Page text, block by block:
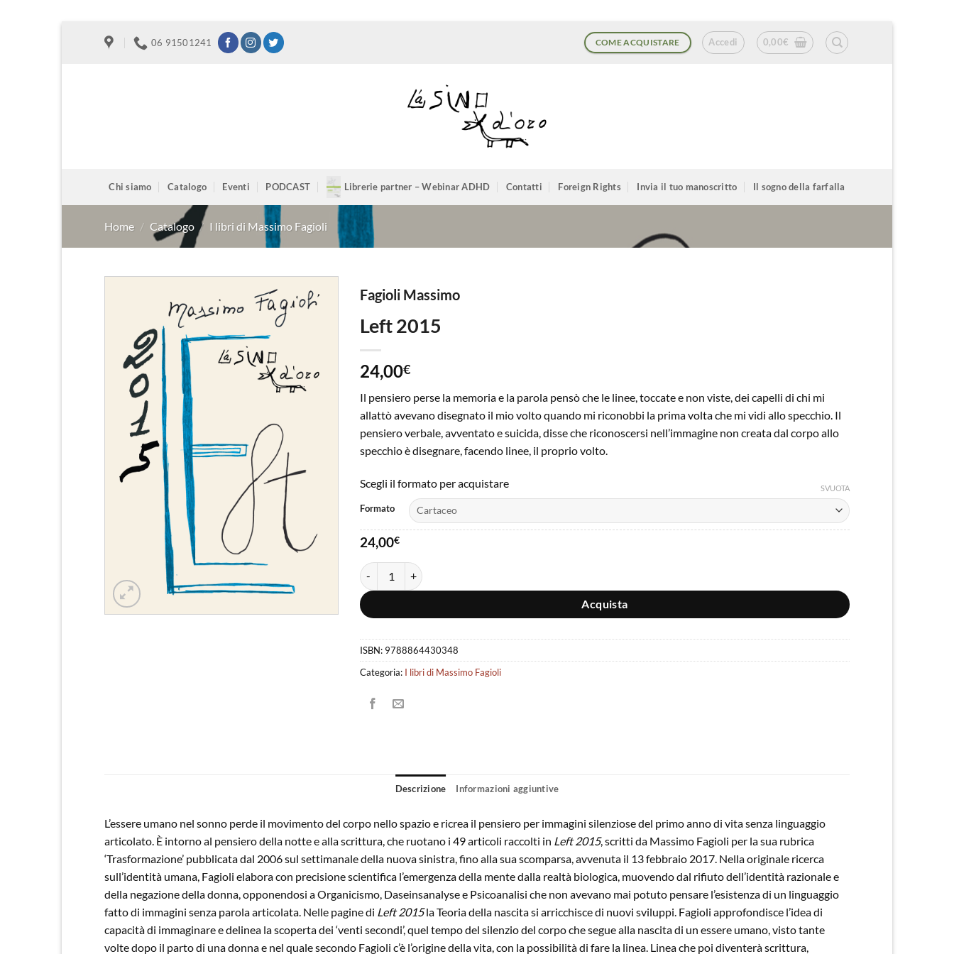
06 91501241 COME ACQUISTARE Accedi 0,00€
Chi siamo Catalogo Eventi PODCAST Librerie partner – Webinar ADHD Contatti Foreign Rights Invia il tuo manoscritto Il sogno della farfalla
Home / Catalogo / I libri di Massimo Fagioli
Fagioli Massimo
Left 2015
24,00€
Il pensiero perse la memoria e la parola pensò che le linee, toccate e non viste, dei capelli di chi mi
allattò avevano disegnato il mio volto quando mi riconobbi la prima volta che mi vidi allo specchio. Il
pensiero verbale, avventato e suicida, disse che riconoscersi nell’immagine non creata dal corpo allo
specchio è disegnare, facendo linee, il proprio volto.
Scegli il formato per acquistare
Formato
SVUOTA
24,00€
Left 2015 quantità
Acquista
ISBN: 9788864430348
Categoria: I libri di Massimo Fagioli
Descrizione Informazioni aggiuntive
L’essere umano nel sonno perde il movimento del corpo nello spazio e ricrea il pensiero per immagini silenziose del primo anno di vita senza linguaggio
articolato. È intorno al pensiero della notte e alla scrittura, che ruotano i 49 articoli raccolti in Left 2015, scritti da Massimo Fagioli per la sua rubrica
‘Trasformazione’ pubblicata dal 2006 sul settimanale della nuova sinistra, fino alla sua scomparsa, avvenuta il 13 febbraio 2017. Nella originale ricerca
sull’identità umana, Fagioli elabora con precisione scientifica l’emergenza della mente dalla realtà biologica, muovendo dal rifiuto dell’identità razionale e
della negazione della donna, opponendosi a Organicismo, Daseinsanalyse e Psicoanalisi che non avevano mai potuto pensare l’esistenza di un linguaggio
fatto di immagini senza parola articolata. Nelle pagine di Left 2015la Teoria della nascita si arricchisce di nuovi sviluppi. Fagioli approfondisce l’idea di
capacità di immaginare e delinea la scoperta dei ‘venti secondi’, quel tempo del silenzio del corpo che segue alla nascita di un essere umano, visto tante
volte dopo il parto di una donna e nel quale secondo Fagioli c’è l’origine della vita, con la possibilità di fare la linea. Linea che poi diventerà scrittura,